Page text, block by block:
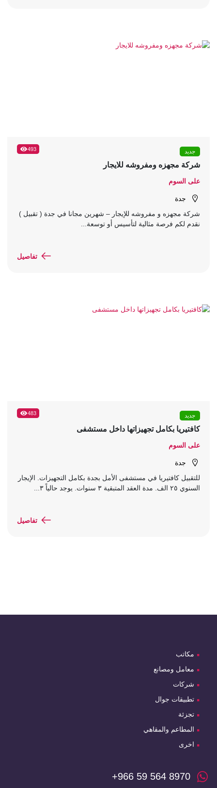
493 جديد
شركة مجهزه ومفروشه للايجار
على السوم
جدة
شركة مجهزه و مفروشه للإيجار – شهرين مجانا في جدة ( تقبيل )
نقدم لكم فرصة مثالية لتأسيس أو توسعة...
تفاصيل
483 جديد
كافتيريا بكامل تجهيزاتها داخل مستشفى
على السوم
جدة
للتقبيل كافتيريا في مستشفى الأمل بجدة بكامل التجهيزات. الإيجار
السنوي ٢٥ الف. مدة العقد المتبقية ٣ سنوات. يوجد حالياً ٣...
تفاصيل
مكاتب
معامل ومصانع
شركات
تطبيقات جوال
تجزئة
المطاعم والمقاهي
اخرى
+966 59 564 8970